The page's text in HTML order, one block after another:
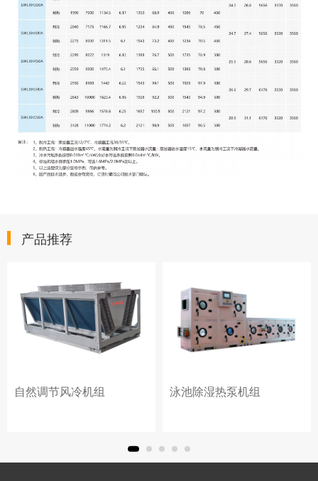
产品推荐
自然调节风冷机组 泳池除湿热泵机组